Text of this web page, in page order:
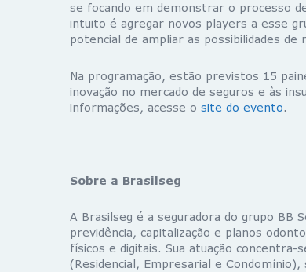
se focando em demonstrar o processo
intuito é agregar novos players a esse
potencial de ampliar as possibilidades de
Na programação, estão previstos 15
inovação no mercado de seguros e às
informações, acesse o site do evento.
Sobre a Brasilseg
A Brasilseg é a seguradora do grupo BB
previdência, capitalização e planos
físicos e digitais. Sua atuação concentra-
(Residencial, Empresarial e